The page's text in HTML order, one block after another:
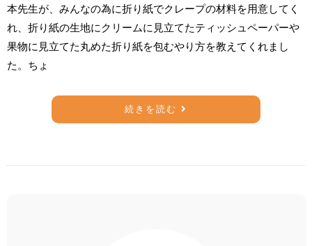
本先生が、みんなの為に折り紙でクレープの材料を用意してく
れ、折り紙の生地にクリームに見立てたティッシュペーパーや
果物に見立てた丸めた折り紙を包むやり方を教えてくれまし
た。ちょ
続きを読む